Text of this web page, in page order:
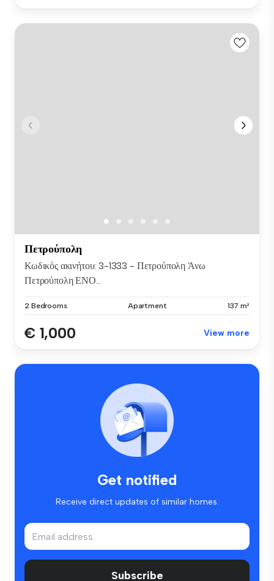
Πετρούπολη
Κωδικός ακινήτου: 3-1333 - Πετρούπολη Άνω
Πετρούπολη ΕΝΟ...
2 Bedrooms Apartment 137 m²
€ 1,000 View more
Get notified
Receive direct updates of similar homes.
Subscribe